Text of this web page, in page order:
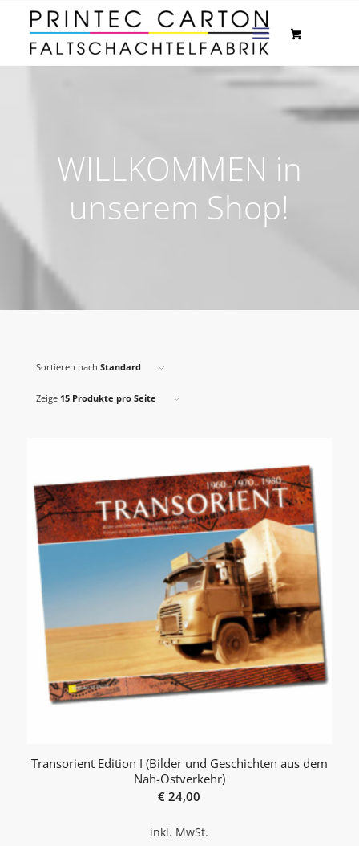
WILLKOMMEN in
unserem Shop!
Sortieren nach Standard
Zeige 15 Produkte pro Seite
Transorient Edition I (Bilder und Geschichten aus dem
Nah-Ostverkehr)
€ 24,00
inkl. MwSt.